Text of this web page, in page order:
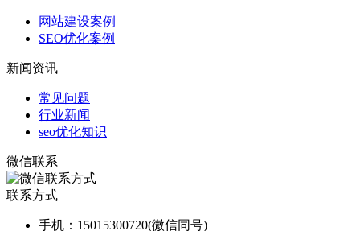
网站建设案例
SEO优化案例
新闻资讯
常见问题
行业新闻
seo优化知识
微信联系
联系方式
手机： 15015300720(微信同号)